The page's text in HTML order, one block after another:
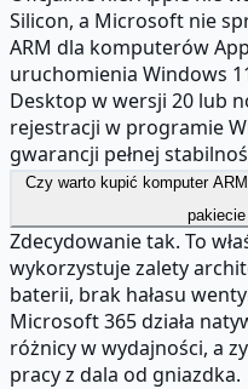
Silicon, a Microsoft nie
ARM dla komputerów
uruchomienia Windows
Desktop w wersji 20 lub
rejestracji w programie
gwarancji pełnej
Czy warto kupić komputer
Zdecydowanie tak. To
wykorzystuje zalety
baterii, brak hałasu
Microsoft 365 działa
różnicy w wydajności, a
pracy z dala od gniazdka.